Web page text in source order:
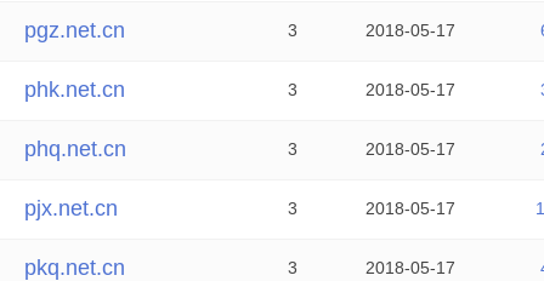
pgz.net.cn 3 2018-05-17
phk.net.cn 3 2018-05-17
phq.net.cn 3 2018-05-17
pjx.net.cn 3 2018-05-17
pkq.net.cn 3 2018-05-17